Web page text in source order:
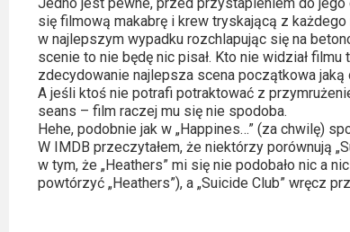
Kino
polskie
Komedie
Korea
Południowa
Filmy
się filmową makabrę i krew tryskającą z
w najlepszym wypadku rozchlapując się na
scenie to nie będę nic pisał. Kto nie widział
zdecydowanie najlepsza scena początkowa
A jeśli ktoś nie potrafi potraktować z
seans – film raczej mu się nie spodoba.
Hehe, podobnie jak w „Happines…” (za chwilę)
W IMDB przeczytałem, że niektórzy porównują
w tym, że „Heathers” mi się nie podobało nic a
powtórzyć „Heathers”), a „Suicide Club” wręcz